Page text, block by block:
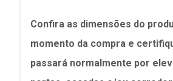
Confira as dimensões do
momento da compra e
passará normalmente por